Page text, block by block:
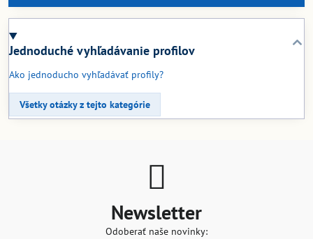
Jednoduché vyhľadávanie profilov
Ako jednoducho vyhľadávať profily?
Všetky otázky z tejto kategórie
Newsletter
Odoberať naše novinky: